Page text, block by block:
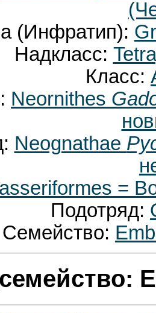
(Инфратип):
Надкласс:
Класс:
Neornithes
Neognathae
=
Подотряд:
Семейство: